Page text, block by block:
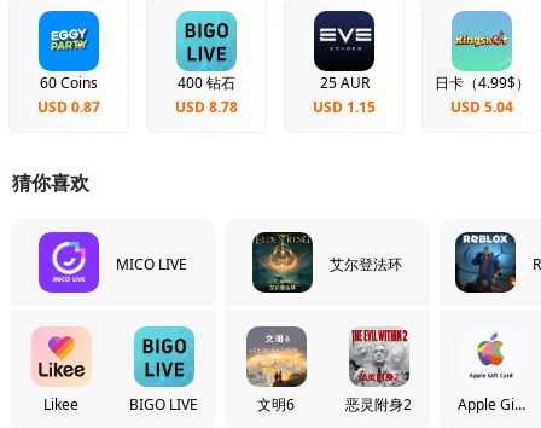
60 Coins
USD 0.87
400 钻石
USD 8.78
25 AUR
USD 1.15
日卡（4.99$）
USD 5.04
猜你喜欢
MICO LIVE
Likee BIGO LIVE
艾尔登法环
文明6 恶灵附身2
Apple Gift